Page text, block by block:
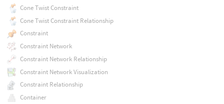
Cone Twist Constraint
Cone Twist Constraint Relationship
Constraint
Constraint Network
Constraint Network Relationship
Constraint Network Visualization
Constraint Relationship
Container